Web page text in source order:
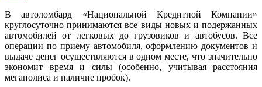
В автоломбард «Национальной Кредитной Компании»
круглосуточно принимаются все виды новых и подержанных
автомобилей от легковых до грузовиков и автобусов. Все
операции по приему автомобиля, оформлению документов и
выдаче денег осуществляются в одном месте, что значительно
экономит время и силы (особенно, учитывая расстояния
мегаполиса и наличие пробок).